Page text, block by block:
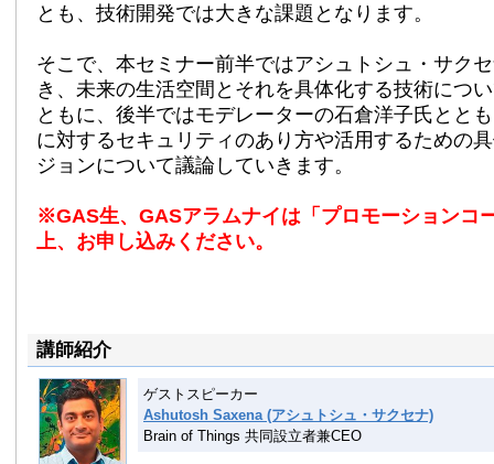
とも、技術開発では大きな課題となります。
そこで、本セミナー前半ではアシュトシュ・サク
き、未来の生活空間とそれを具体化する技術につ
ともに、後半ではモデレーターの石倉洋子氏とと
に対するセキュリティのあり方や活用するための
ジョンについて議論していきます。
※GAS生、GASアラムナイは「プロモーションコ
上、お申し込みください。
講師紹介
ゲストスピーカー
Ashutosh Saxena (アシュトシュ・サクセナ)
Brain of Things 共同設立者兼CEO